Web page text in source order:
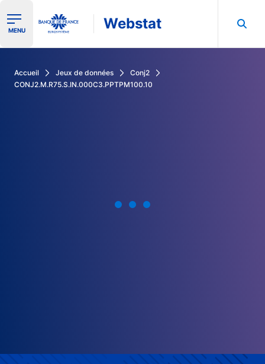
Ouvrir le menu de navigation
MENU Webstat
Accueil Jeux de données
Conj2
CONJ2.M.R75.S.IN.000C3.PPTPM100.10